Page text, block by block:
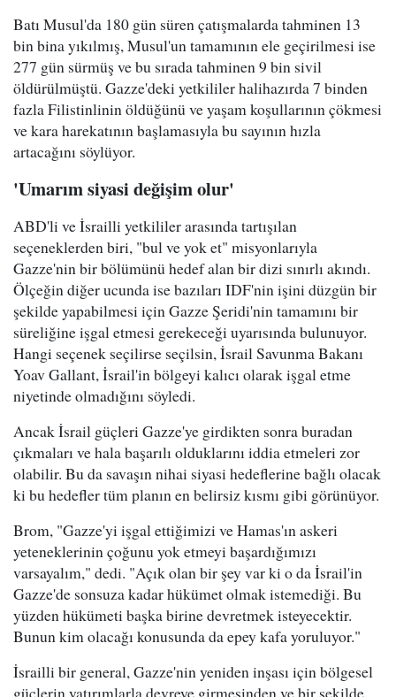
Batı Musul'da 180 gün süren çatışmalarda tahminen 13
bin bina yıkılmış, Musul'un tamamının ele geçirilmesi ise
277 gün sürmüş ve bu sırada tahminen 9 bin sivil
öldürülmüştü. Gazze'deki yetkililer halihazırda 7 binden
fazla Filistinlinin öldüğünü ve yaşam koşullarının çökmesi
ve kara harekatının başlamasıyla bu sayının hızla
artacağını söylüyor.
'Umarım siyasi değişim olur'
ABD'li ve İsrailli yetkililer arasında tartışılan
seçeneklerden biri, "bul ve yok et" misyonlarıyla
Gazze'nin bir bölümünü hedef alan bir dizi sınırlı akındı.
Ölçeğin diğer ucunda ise bazıları IDF'nin işini düzgün bir
şekilde yapabilmesi için Gazze Şeridi'nin tamamını bir
süreliğine işgal etmesi gerekeceği uyarısında bulunuyor.
Hangi seçenek seçilirse seçilsin, İsrail Savunma Bakanı
Yoav Gallant, İsrail'in bölgeyi kalıcı olarak işgal etme
niyetinde olmadığını söyledi.
Ancak İsrail güçleri Gazze'ye girdikten sonra buradan
çıkmaları ve hala başarılı olduklarını iddia etmeleri zor
olabilir. Bu da savaşın nihai siyasi hedeflerine bağlı olacak
ki bu hedefler tüm planın en belirsiz kısmı gibi görünüyor.
Brom, "Gazze'yi işgal ettiğimizi ve Hamas'ın askeri
yeteneklerinin çoğunu yok etmeyi başardığımızı
varsayalım," dedi. "Açık olan bir şey var ki o da İsrail'in
Gazze'de sonsuza kadar hükümet olmak istemediği. Bu
yüzden hükümeti başka birine devretmek isteyecektir.
Bunun kim olacağı konusunda da epey kafa yoruluyor."
İsrailli bir general, Gazze'nin yeniden inşası için bölgesel
güçlerin yatırımlarla devreye girmesinden ve bir şekilde